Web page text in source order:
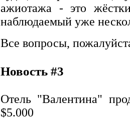
ажиотажа - это
наблюдаемый уже
Все вопросы,
Новость #3
Отель "Валентина"
$5.000